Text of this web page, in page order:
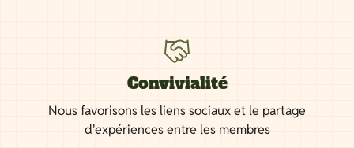
Convivialité
Nous favorisons les liens sociaux et le partage
d'expériences entre les membres